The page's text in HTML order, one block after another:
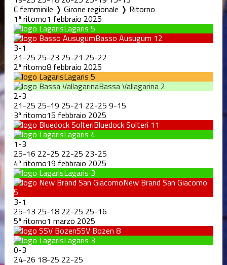
C femminile ❭ Girone regionale ❭ Ritorno
1ª ritorno1 febbraio 2025
Lagaris 5
Basso Ausugum 12
3-1
21-25 25-23 25-21 25-22
2ª ritorno8 febbraio 2025
Lagaris 5
Bassa Vallagarina 2
2-3
21-25 25-19 25-21 22-25 9-15
3ª ritorno15 febbraio 2025
Bluedock Solteri 11
Lagaris 4
1-3
25-16 22-25 22-25 23-25
4ª ritorno19 febbraio 2025
Lagaris 3
New Brand San Giacomo
5
3-1
25-13 25-18 22-25 25-16
5ª ritorno1 marzo 2025
SSV Bozen 8
Lagaris 3
0-3
24-26 18-25 22-25